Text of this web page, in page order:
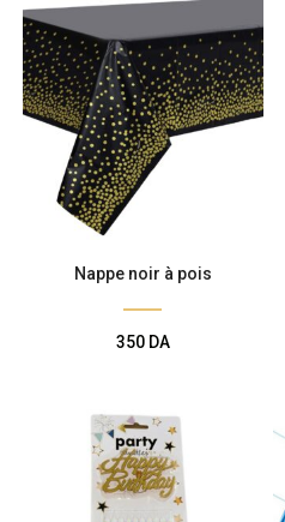
Nappe noir à pois
350 DA